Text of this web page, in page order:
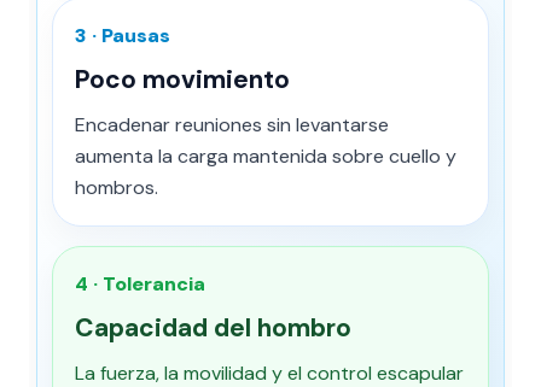
3 · Pausas
Poco movimiento
Encadenar reuniones sin levantarse
aumenta la carga mantenida sobre cuello y
hombros.
4 · Tolerancia
Capacidad del hombro
La fuerza, la movilidad y el control escapular